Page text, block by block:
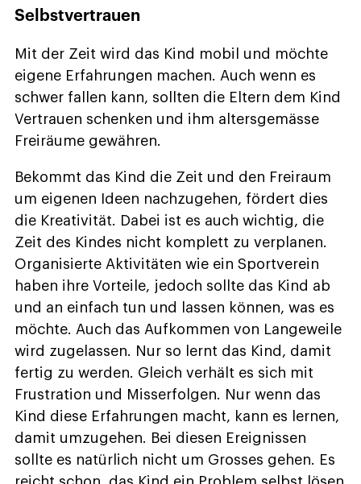
Selbstvertrauen
Mit der Zeit wird das Kind mobil und möchte
eigene Erfahrungen machen. Auch wenn es
schwer fallen kann, sollten die Eltern dem Kind
Vertrauen schenken und ihm altersgemässe
Freiräume gewähren.
Bekommt das Kind die Zeit und den Freiraum
um eigenen Ideen nachzugehen, fördert dies
die Kreativität. Dabei ist es auch wichtig, die
Zeit des Kindes nicht komplett zu verplanen.
Organisierte Aktivitäten wie ein Sportverein
haben ihre Vorteile, jedoch sollte das Kind ab
und an einfach tun und lassen können, was es
möchte. Auch das Aufkommen von Langeweile
wird zugelassen. Nur so lernt das Kind, damit
fertig zu werden. Gleich verhält es sich mit
Frustration und Misserfolgen. Nur wenn das
Kind diese Erfahrungen macht, kann es lernen,
damit umzugehen. Bei diesen Ereignissen
sollte es natürlich nicht um Grosses gehen. Es